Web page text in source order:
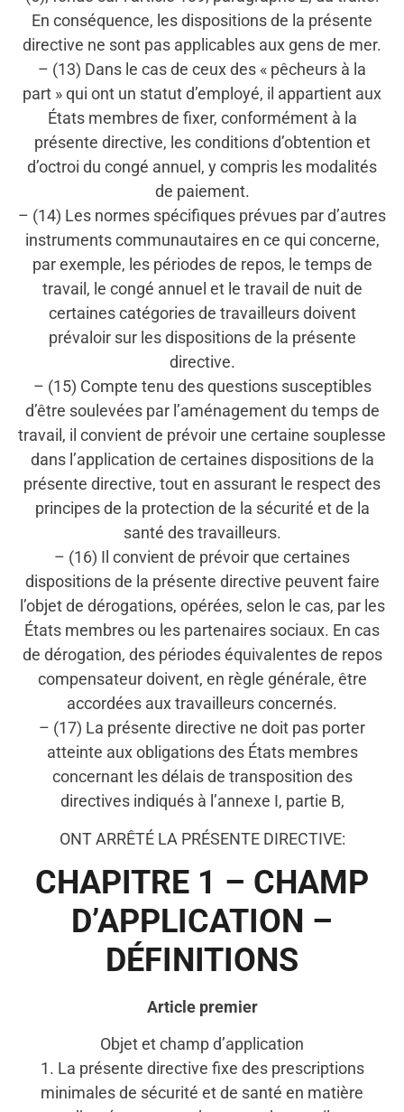
En conséquence, les dispositions de la présente
directive ne sont pas applicables aux gens de mer.
– (13) Dans le cas de ceux des « pêcheurs à la
part » qui ont un statut d’employé, il appartient aux
États membres de fixer, conformément à la
présente directive, les conditions d’obtention et
d’octroi du congé annuel, y compris les modalités
de paiement.
– (14) Les normes spécifiques prévues par d’autres
instruments communautaires en ce qui concerne,
par exemple, les périodes de repos, le temps de
travail, le congé annuel et le travail de nuit de
certaines catégories de travailleurs doivent
prévaloir sur les dispositions de la présente
directive.
– (15) Compte tenu des questions susceptibles
d’être soulevées par l’aménagement du temps de
travail, il convient de prévoir une certaine souplesse
dans l’application de certaines dispositions de la
présente directive, tout en assurant le respect des
principes de la protection de la sécurité et de la
santé des travailleurs.
– (16) Il convient de prévoir que certaines
dispositions de la présente directive peuvent faire
l’objet de dérogations, opérées, selon le cas, par les
États membres ou les partenaires sociaux. En cas
de dérogation, des périodes équivalentes de repos
compensateur doivent, en règle générale, être
accordées aux travailleurs concernés.
– (17) La présente directive ne doit pas porter
atteinte aux obligations des États membres
concernant les délais de transposition des
directives indiqués à l’annexe I, partie B,
ONT ARRÊTÉ LA PRÉSENTE DIRECTIVE:
CHAPITRE 1 – CHAMP
D’APPLICATION –
DÉFINITIONS
Article premier
Objet et champ d’application
1. La présente directive fixe des prescriptions
minimales de sécurité et de santé en matière